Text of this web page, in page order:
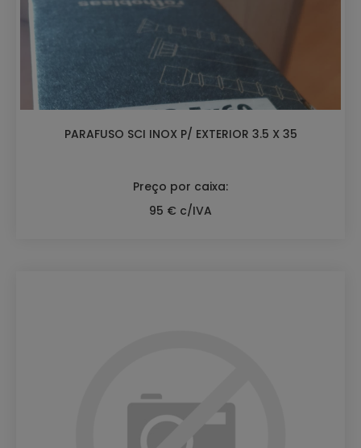
PARAFUSO SCI INOX P/ EXTERIOR 3.5 X 35
Preço por caixa:
95 € c/IVA